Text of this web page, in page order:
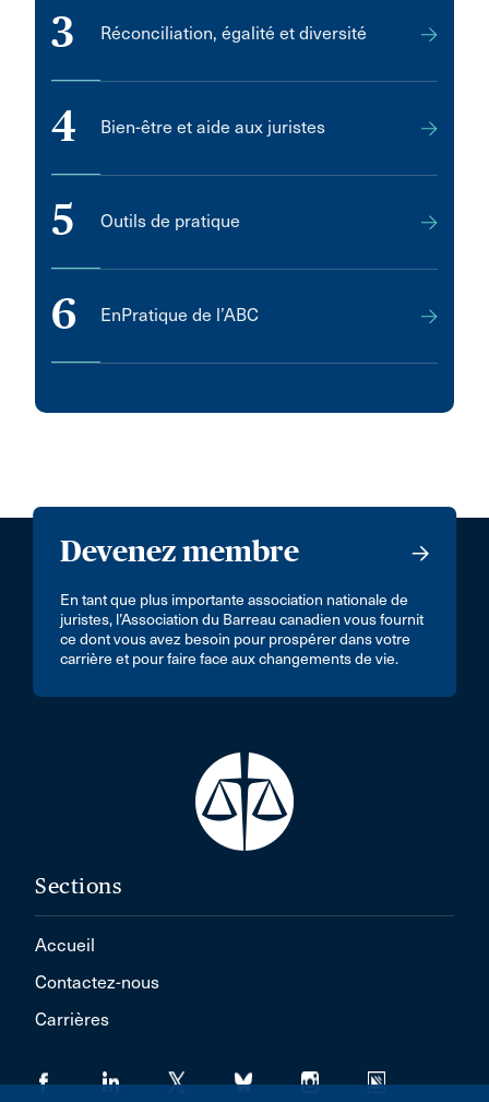
3 Réconciliation, égalité et diversité
4 Bien-être et aide aux juristes
5 Outils de pratique
6 EnPratique de l’ABC
Devenez membre
En tant que plus importante association nationale de
juristes, l’Association du Barreau canadien vous fournit
ce dont vous avez besoin pour prospérer dans votre
carrière et pour faire face aux changements de vie.
Sections
Accueil
Contactez-nous
Carrières